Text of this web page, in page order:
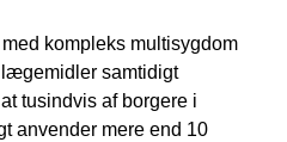
kompleks multisygdom
samtidigt
tusindvis af borgere i
anvender mere end 10